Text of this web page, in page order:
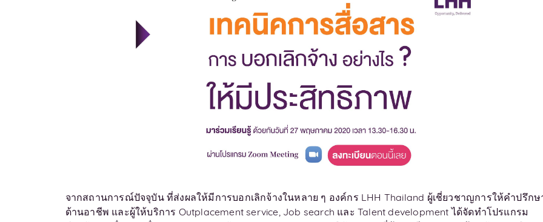
จากสถานการณ์ปัจจุบัน ที่ส่งผลให้มีการบอกเลิกจ้างในหลาย ๆ องค์กร LHH Thailand ผู้เชี่ยวชาญการให้คำปรึกษ
ด้านอาชีพ และผู้ให้บริการ Outplacement service, Job search และ Talent development ได้จัดทำโปรแกรม